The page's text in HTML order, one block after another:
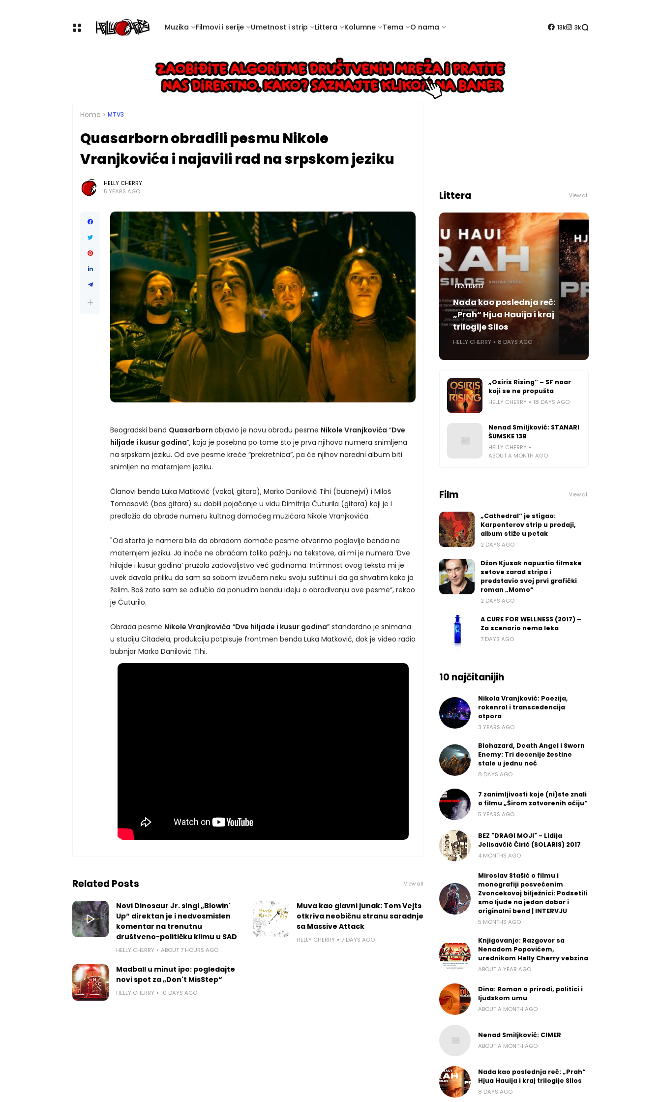
Muzika Filmovi i serije Umetnost i strip Littera Kolumne Tema O nama 13k 3k
Home MTV3
Quasarborn obradili pesmu Nikole
Vranjkovića i najavili rad na srpskom jeziku
HELLY CHERRY
5 YEARS AGO
Beogradski bend Quasarborn objavio je novu obradu pesme Nikole Vranjkovića “Dve
hiljade i kusur godina”, koja je posebna po tome što je prva njihova numera snimljena
na srpskom jeziku. Od ove pesme kreće “prekretnica”, pa će njihov naredni album biti
snimljen na maternjem jeziku.
Članovi benda Luka Matković (vokal, gitara), Marko Danilović Tihi (bubnejvi) i Miloš
Tomasović (bas gitara) su dobili pojačanje u vidu Dimitrija Čuturila (gitara) koji je i
predložio da obrade numeru kultnog domaćeg muzičara Nikole Vranjkovića.
"Od starta je namera bila da obradom domaće pesme otvorimo poglavlje benda na
maternjem jeziku. Ja inače ne obraćam toliko pažnju na tekstove, ali mi je numera ‘Dve
hilajde i kusur godina’ pružala zadovoljstvo već godinama. Intimnost ovog teksta mi je
uvek davala priliku da sam sa sobom izvučem neku svoju suštinu i da ga shvatim kako ja
želim. Baš zato sam se odlučio da ponudim bendu ideju o obrađivanju ove pesme”, rekao
je Čuturilo.
Obrada pesme Nikole Vranjkovića “Dve hiljade i kusur godina” standardno je snimana
u studiju Citadela, produkciju potpisuje frontmen benda Luka Matković, dok je video radio
bubnjar Marko Danilović Tihi.
Related Posts View all
Novi Dinosaur Jr. singl „Blowin'
Up“ direktan je i nedvosmislen
komentar na trenutnu
društveno-političku klimu u SAD
HELLY CHERRY ABOUT 7 HOURS AGO
Muva kao glavni junak: Tom Vejts
otkriva neobičnu stranu saradnje
sa Massive Attack
HELLY CHERRY 7 DAYS AGO
Madball u minut ipo: pogledajte
novi spot za „Don't MisStep“
HELLY CHERRY 10 DAYS AGO
Littera View all
FEATURED
Nada kao poslednja reč:
„Prah“ Hjua Hauija i kraj
trilogije Silos
HELLY CHERRY 8 DAYS AGO
„Osiris Rising“ – SF noar
koji se ne propušta
HELLY CHERRY 18 DAYS AGO
Nenad Smiljković: STANARI
ŠUMSKE 13B
HELLY CHERRY
ABOUT A MONTH AGO
Film View all
„Cathedral“ je stigao:
Karpenterov strip u prodaji,
album stiže u petak
2 DAYS AGO
Džon Kjusak napustio filmske
setove zarad stripa i
predstavio svoj prvi grafički
roman „Momo“
2 DAYS AGO
A CURE FOR WELLNESS (2017) –
Za scenario nema leka
7 DAYS AGO
10 najčitanijih
Nikola Vranjković: Poezija,
rokenrol i transcedencija
otpora
3 YEARS AGO
Biohazard, Death Angel i Sworn
Enemy: Tri decenije žestine
stale u jednu noć
8 DAYS AGO
7 zanimljivosti koje (ni)ste znali
o filmu „Širom zatvorenih očiju“
5 YEARS AGO
BEZ "DRAGI MOJI" - Lidija
Jelisavčić Ćirić (SOLARIS) 2017
4 MONTHS AGO
Miroslav Stašić o filmu i
monografiji posvećenim
Zvoncekovoj bilježnici: Podsetili
smo ljude na jedan dobar i
originalni bend | INTERVJU
5 MONTHS AGO
Knjigovanje: Razgovor sa
Nenadom Popovićem,
urednikom Helly Cherry vebzina
ABOUT A YEAR AGO
Dina: Roman o prirodi, politici i
ljudskom umu
ABOUT A MONTH AGO
Nenad Smiljković: CIMER
ABOUT A MONTH AGO
Nada kao poslednja reč: „Prah“
Hjua Hauija i kraj trilogije Silos
8 DAYS AGO